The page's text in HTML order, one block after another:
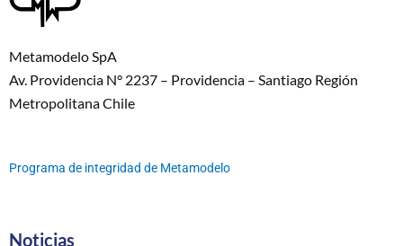
Metamodelo SpA
Av. Providencia N° 2237 – Providencia – Santiago Región
Metropolitana Chile
Programa de integridad de Metamodelo
Noticias